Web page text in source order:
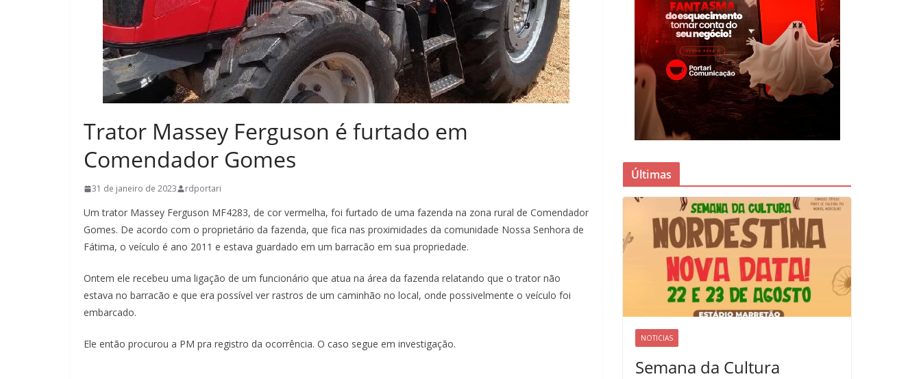
Trator Massey Ferguson é furtado em
Comendador Gomes
31 de janeiro de 2023 rdportari
Um trator Massey Ferguson MF4283, de cor vermelha, foi furtado de uma fazenda na zona rural de Comendador
Gomes. De acordo com o proprietário da fazenda, que fica nas proximidades da comunidade Nossa Senhora de
Fátima, o veículo é ano 2011 e estava guardado em um barracão em sua propriedade.
Ontem ele recebeu uma ligação de um funcionário que atua na área da fazenda relatando que o trator não
estava no barracão e que era possível ver rastros de um caminhão no local, onde possivelmente o veículo foi
embarcado.
Ele então procurou a PM pra registro da ocorrência. O caso segue em investigação.
Últimas
NOTICIAS
Semana da Cultura